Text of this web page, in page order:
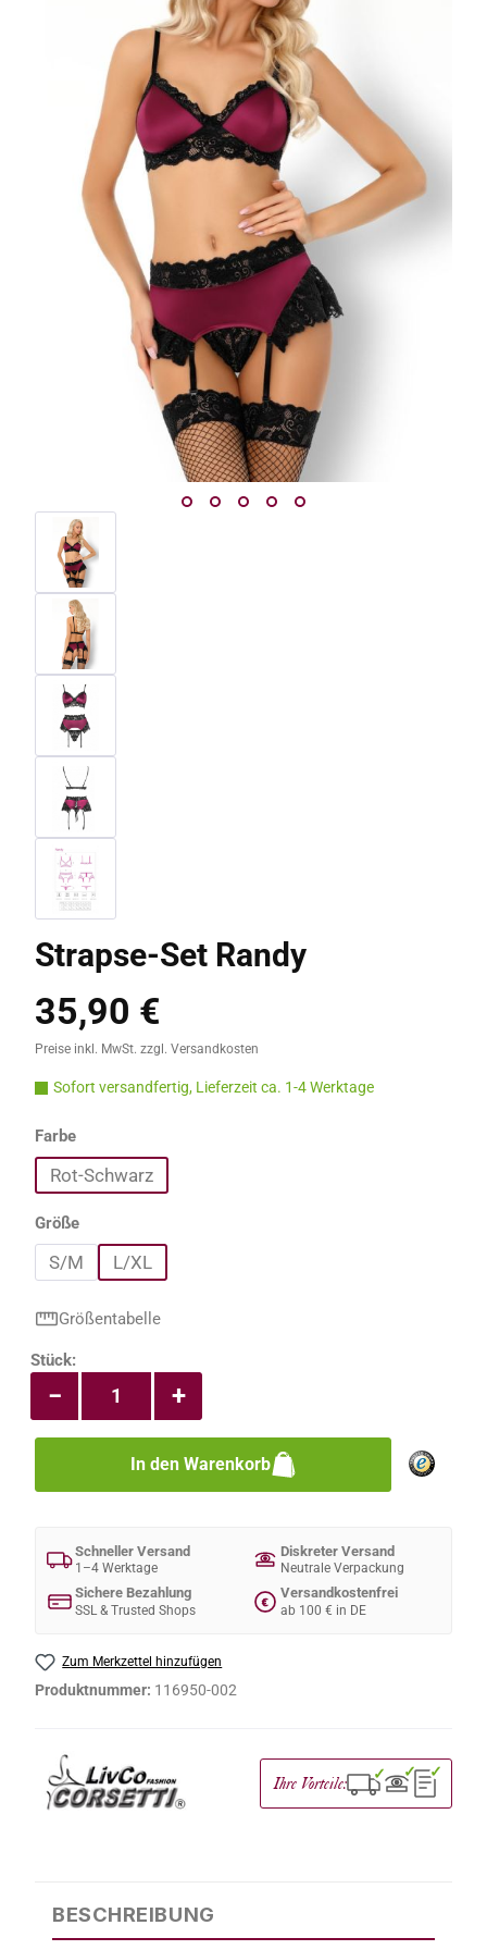
Strapse-Set Randy
Regulärer Preis:
35,90 €
Preise inkl. MwSt. zzgl. Versandkosten
Sofort versandfertig, Lieferzeit ca. 1-4 Werktage
Farbeauswählen
Rot-Schwarz
Größeauswählen
S/M L/XL
Größentabelle
Produkt Anzahl: Gib den gewünschten
Stück:
+
−
In den Warenkorb
Schneller Versand
1–4 Werktage
Diskreter Versand
Neutrale Verpackung
Sichere Bezahlung
SSL & Trusted Shops
€
Versandkostenfrei
ab 100 € in DE
Zum Merkzettel hinzufügen
Produktnummer: 116950-002
Ihre Vorteile: ✓ ✓ ✓
BESCHREIBUNG